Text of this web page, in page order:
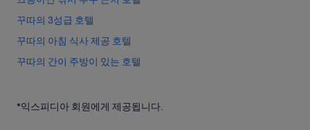
꾸따의 3성급 호텔
꾸따의 아침 식사 제공 호텔
꾸따의 간이 주방이 있는 호텔
꾸따 미술 시장 근처 호텔
*익스피디아 회원에게 제공됩니다.